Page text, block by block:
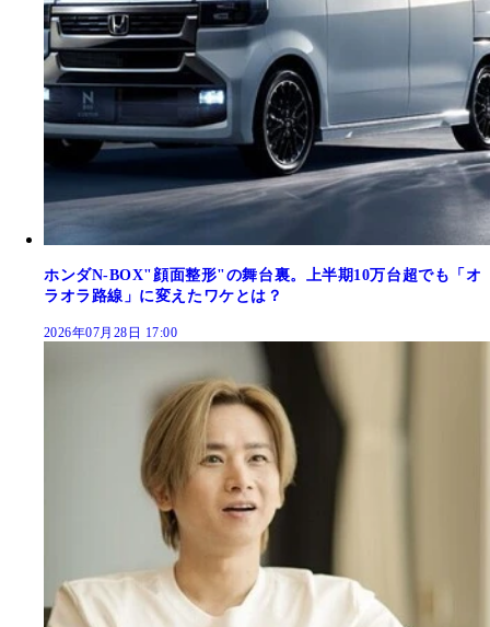
ホンダN-BOX"顔面整形"の舞台裏。上半期10万台超でも「オ
ラオラ路線」に変えたワケとは？
2026年07月28日 17:00